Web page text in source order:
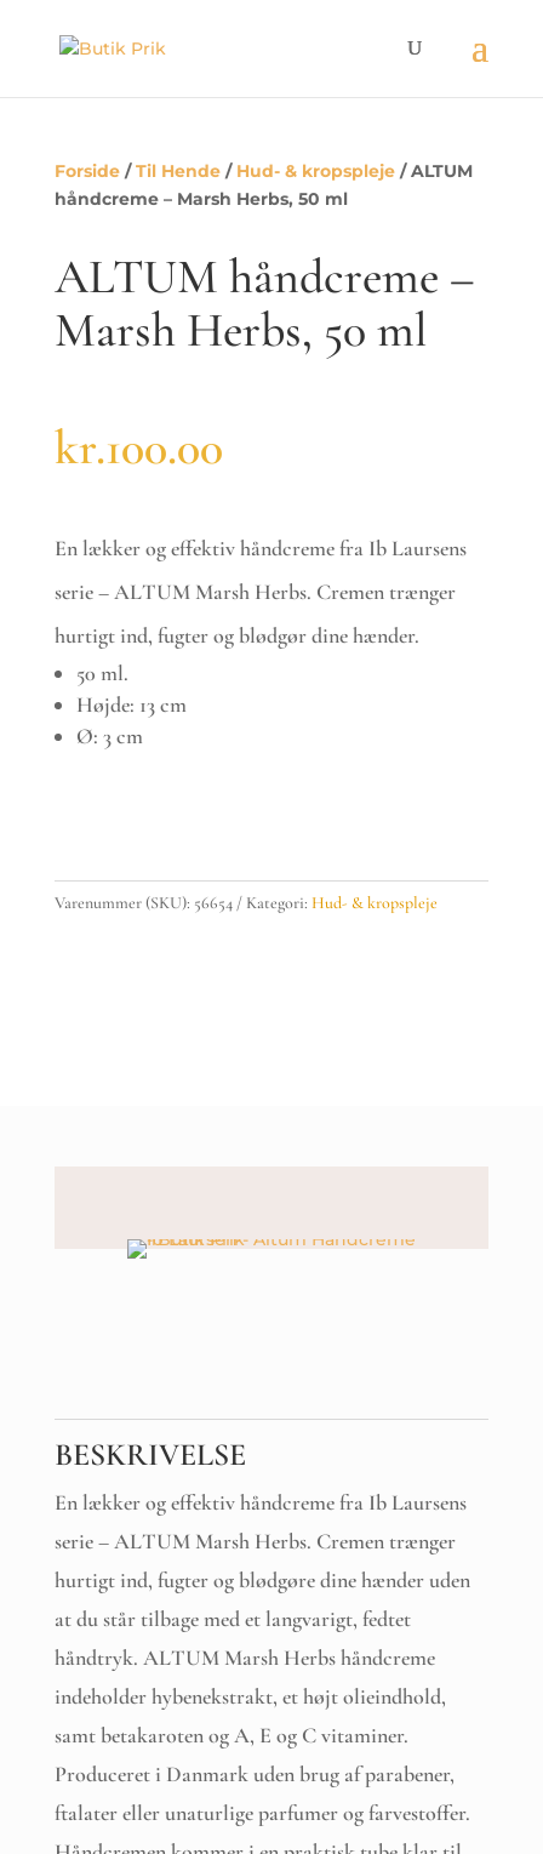
Forside/Til Hende/ Hud- & kropspleje/ ALTUM
håndcreme – Marsh Herbs, 50 ml
ALTUM håndcreme –
Marsh Herbs, 50 ml
kr.100.00
En lækker og effektiv håndcreme fra Ib Laursens
serie – ALTUM Marsh Herbs. Cremen trænger
hurtigt ind, fugter og blødgør dine hænder.
50 ml.
Højde: 13 cm
Ø: 3 cm
-Varenummer (SKU): 56654 Kategori: Hud- & kropspleje
BESKRIVELSE
En lækker og effektiv håndcreme fra Ib Laursens
serie – ALTUM Marsh Herbs. Cremen trænger
hurtigt ind, fugter og blødgøre dine hænder uden
at du står tilbage med et langvarigt, fedtet
håndtryk. ALTUM Marsh Herbs håndcreme
indeholder hybenekstrakt, et højt olieindhold,
samt betakaroten og A, E og C vitaminer.
Produceret i Danmark uden brug af parabener,
ftalater eller unaturlige parfumer og farvestoffer.